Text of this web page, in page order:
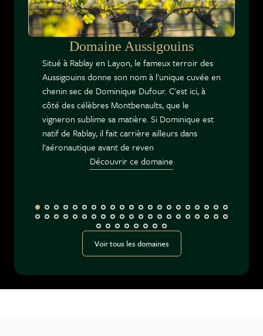
Domaine Aussigouins
Situé à Rablay en Layon, le fameux terroir des
Aussigouins donne son nom à l'unique cuvée en
chenin sec de Dominique Dufour. C'est ici, à
côté des célèbres Montbenaults, que le
vigneron sublime sa matière. Si Dominique est
natif de Rablay, il fait carrière ailleurs dans
l'aéronautique avant de reven
Découvrir ce domaine
Voir tous les domaines